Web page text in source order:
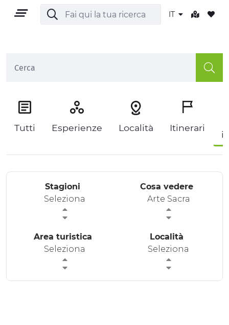
IT
IT
CULTURA
NATURA E BENESSERE
ESPERIENZE
OFFERTE
Tutti Esperienze Località Itinerari
Stagioni
Seleziona
Cosa vedere
Arte Sacra
Area turistica
Seleziona
Località
Seleziona